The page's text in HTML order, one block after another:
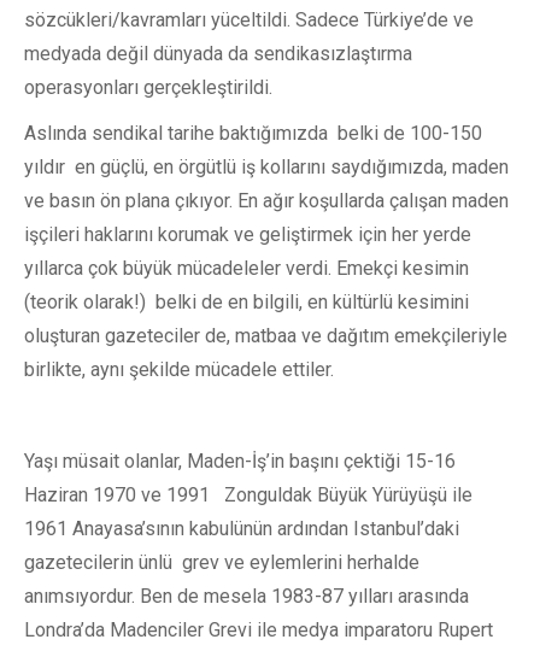
sözcükleri/kavramları yüceltildi. Sadece Türkiye’de ve
medyada değil dünyada da sendikasızlaştırma
operasyonları gerçekleştirildi.
Aslında sendikal tarihe baktığımızda belki de 100-150
yıldır en güçlü, en örgütlü iş kollarını saydığımızda, maden
ve basın ön plana çıkıyor. En ağır koşullarda çalışan maden
işçileri haklarını korumak ve geliştirmek için her yerde
yıllarca çok büyük mücadeleler verdi. Emekçi kesimin
(teorik olarak!) belki de en bilgili, en kültürlü kesimini
oluşturan gazeteciler de, matbaa ve dağıtım emekçileriyle
birlikte, aynı şekilde mücadele ettiler.
Yaşı müsait olanlar, Maden-İş’in başını çektiği 15-16
Haziran 1970 ve 1991 Zonguldak Büyük Yürüyüşü ile
1961 Anayasa’sının kabulünün ardından Istanbul’daki
gazetecilerin ünlü grev ve eylemlerini herhalde
anımsıyordur. Ben de mesela 1983-87 yılları arasında
Londra’da Madenciler Grevi ile medya imparatoru Rupert